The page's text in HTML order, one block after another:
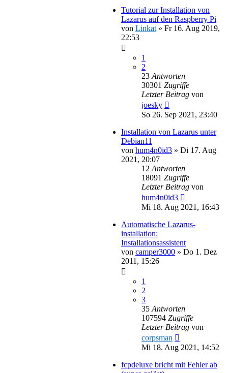
Tutorial zur Installation von
Lazarus auf den Raspberry Pi
von Linkat » Fr 16. Aug 2019,
22:53
1
2
23 Antworten
30301 Zugriffe
Letzter Beitrag von
joesky
So 26. Sep 2021, 23:40
Installation von Lazarus unter
Debian11
von hum4n0id3 » Di 17. Aug
2021, 20:07
12 Antworten
18091 Zugriffe
Letzter Beitrag von
hum4n0id3
Mi 18. Aug 2021, 16:43
Automatische Lazarus-
installation:
Installationsassistent
von camper3000 » Do 1. Dez
2011, 15:26
1
2
3
35 Antworten
107594 Zugriffe
Letzter Beitrag von
corpsman
Mi 18. Aug 2021, 14:52
fcpdeluxe bricht mit Fehler ab